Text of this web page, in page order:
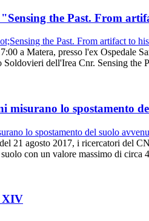
the Past. From
a Matera, presso l'ex Ospedale
Soldovieri dell'Irea Cnr. Sensing the
misurano lo spostamento
21 agosto 2017, i ricercatori del
con un valore massimo di
XIV